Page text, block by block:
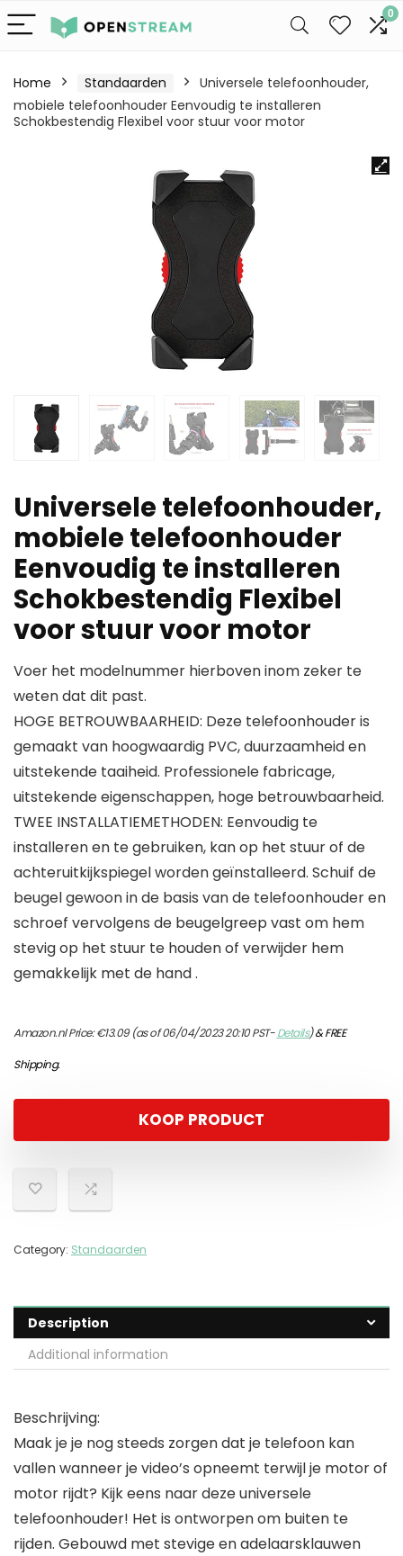
0
Home Standaarden
Universele telefoonhouder,
mobiele telefoonhouder Eenvoudig te installeren
Schokbestendig Flexibel voor stuur voor motor
Universele telefoonhouder,
mobiele telefoonhouder
Eenvoudig te installeren
Schokbestendig Flexibel
voor stuur voor motor
Voer het modelnummer hierboven inom zeker te
weten dat dit past.
HOGE BETROUWBAARHEID: Deze telefoonhouder is
gemaakt van hoogwaardig PVC, duurzaamheid en
uitstekende taaiheid. Professionele fabricage,
uitstekende eigenschappen, hoge betrouwbaarheid.
TWEE INSTALLATIEMETHODEN: Eenvoudig te
installeren en te gebruiken, kan op het stuur of de
achteruitkijkspiegel worden geïnstalleerd. Schuif de
beugel gewoon in de basis van de telefoonhouder en
schroef vervolgens de beugelgreep vast om hem
stevig op het stuur te houden of verwijder hem
gemakkelijk met de hand .
Amazon.nl Price:€13.09(as of 06/04/2023 20:10 PST-Details)&FREE
Shipping.
KOOP PRODUCT
Category: Standaarden
Description
Additional information
Beschrijving:
Maak je je nog steeds zorgen dat je telefoon kan
vallen wanneer je video’s opneemt terwijl je motor of
motor rijdt? Kijk eens naar deze universele
telefoonhouder! Het is ontworpen om buiten te
rijden. Gebouwd met stevige en adelaarsklauwen